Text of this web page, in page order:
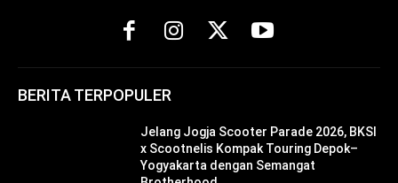
BERITA TERPOPULER
Jelang Jogja Scooter Parade 2026, BKSI
x Scootnelis Kompak Touring Depok–
Yogyakarta dengan Semangat